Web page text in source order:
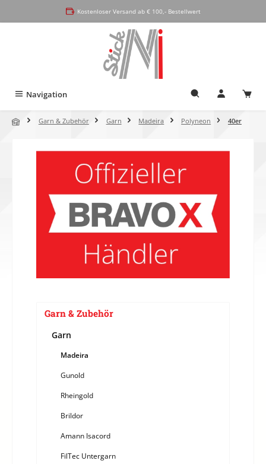
Kostenloser Versand ab € 100,- Bestellwert
Navigation
Garn & Zubehör Garn Madeira Polyneon 40er
Garn & Zubehör
Garn
Madeira
Gunold
Rheingold
Brildor
Amann Isacord
FilTec Untergarn